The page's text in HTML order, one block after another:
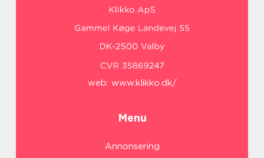
web: www.klikko.dk/
Menu
Annonsering